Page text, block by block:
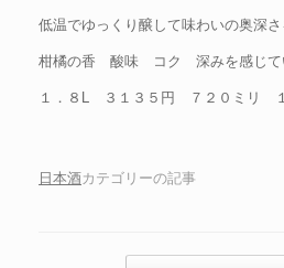
低温でゆっくり醸して味わいの奥深
柑橘の香 酸味 コク 深みを感じて
１．８L ３１３５円 ７２０ミリ
日本酒カテゴリーの記事